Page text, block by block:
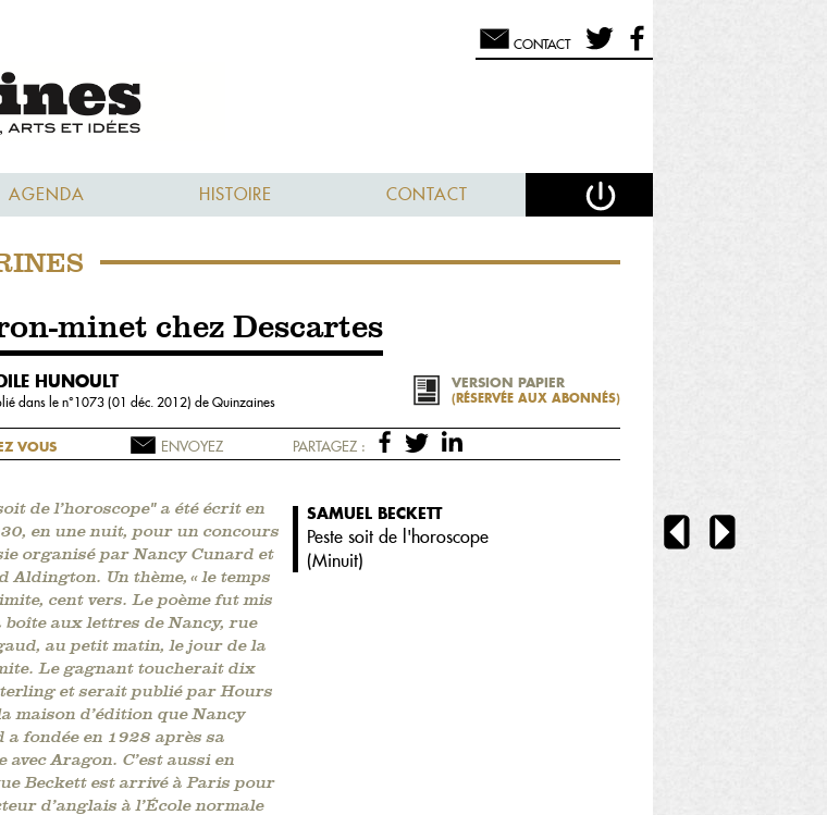
CONTACT
AGENDA HISTOIRE CONTACT
minet chez Descartes
HUNOULT
dans le n°1073 (01 déc. 2012)de Quinzaines
VERSION PAPIER
(RÉSERVÉE AUX ABONNÉS)
VOUS ENVOYEZ PARTAGEZ :
de l’horoscope" a été écrit en
en une nuit, pour un concours
organisé par Nancy Cunard et
Aldington. Un thème, « le temps
cent vers. Le poème fut mis
boîte aux lettres de Nancy, rue
au petit matin, le jour de la
Le gagnant toucherait dix
et serait publié par Hours
maison d’édition que Nancy
a fondée en 1928 après sa
avec Aragon. C’est aussi en
Beckett est arrivé à Paris pour
d’anglais à l’École normale
SAMUEL BECKETT
Peste soit de l'horoscope
(Minuit)